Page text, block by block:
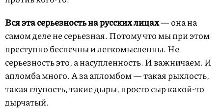
Вся эта серьезность на русских лицах— она на
самом деле не серьезная. Потому что мы при этом
преступно беспечны и легкомысленны. Не
серьезность это, а насупленность. И важничаем. И
апломба много. А за апломбом — такая рыхлость,
такая глупость, такие дыры, просто сыр какой-то
дырчатый.